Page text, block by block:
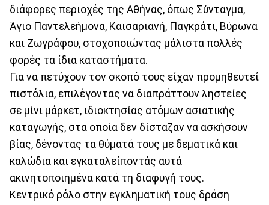
διάφορες περιοχές της Αθήνας, όπως Σύνταγμα,
Άγιο Παντελεήμονα, Καισαριανή, Παγκράτι, Βύρωνα
και Ζωγράφου, στοχοποιώντας μάλιστα πολλές
φορές τα ίδια καταστήματα.
Για να πετύχουν τον σκοπό τους είχαν προμηθευτεί
πιστόλια, επιλέγοντας να διαπράττουν ληστείες
σε μίνι μάρκετ, ιδιοκτησίας ατόμων ασιατικής
καταγωγής, στα οποία δεν δίσταζαν να ασκήσουν
βίας, δένοντας τα θύματά τους με δεματικά και
καλώδια και εγκαταλείποντάς αυτά
ακινητοποιημένα κατά τη διαφυγή τους.
Κεντρικό ρόλο στην εγκληματική τους δράση